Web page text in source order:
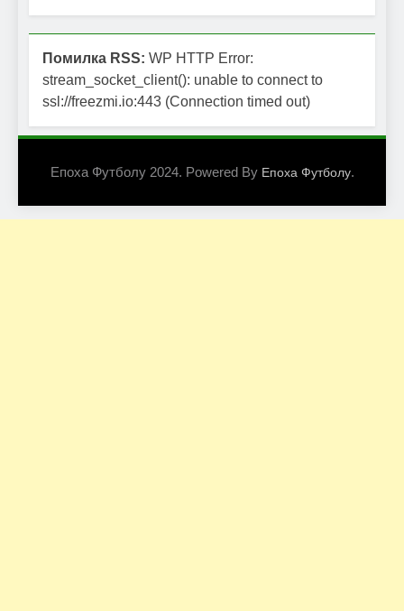
Помилка RSS: WP HTTP Error:
stream_socket_client(): unable to connect to
ssl://freezmi.io:443 (Connection timed out)
Епоха Футболу 2024. Powered By Епоха Футболу.